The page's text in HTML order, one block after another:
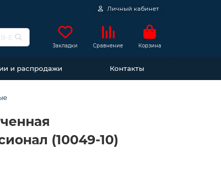
Личный кабинет
Закладки Сравнение Корзина
и распродажи Контакты
(10049-10)